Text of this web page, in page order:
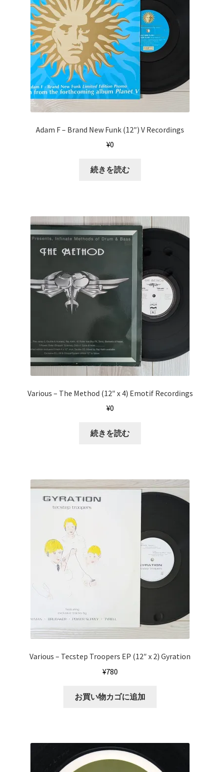
Adam F ‎– Brand New Funk (12″) V Recordings
¥0
続きを読む
Various ‎– The Method (12″ x 4) Emotif Recordings
¥0
続きを読む
Various ‎– Tecstep Troopers EP (12″ x 2) Gyration
¥780
お買い物カゴに追加